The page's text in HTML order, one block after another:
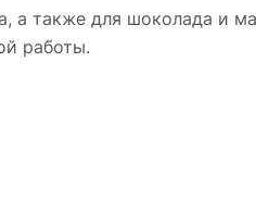
также для шоколада и
работы.